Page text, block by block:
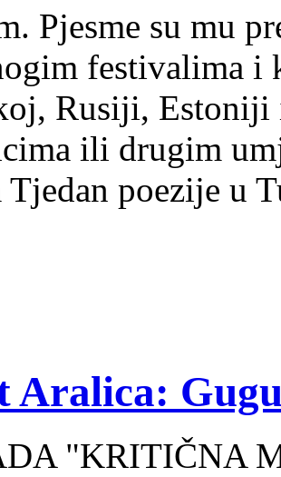
Pjesme su mu
festivalima i
Rusiji, Estoniji
ili drugim
Tjedan poezije u
Aralica:
"KRITIČNA